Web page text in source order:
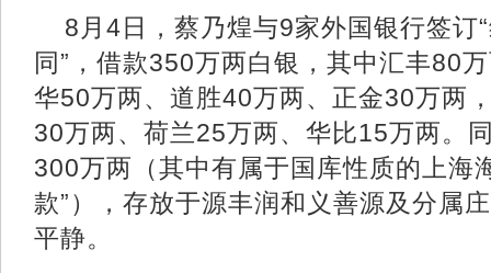
8月4日，蔡乃煌与9家外国银行签订
同”，借款350万两白银，其中汇丰80
华50万两、道胜40万两、正金30万两
30万两、荷兰25万两、华比15万两。
300万两（其中有属于国库性质的上海
款”），存放于源丰润和义善源及分属
平静。